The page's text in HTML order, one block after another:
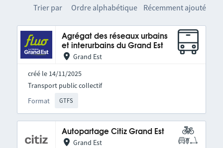
Trier par Ordre alphabétique Récemment ajouté
Agrégat des réseaux urbains
et interurbains du Grand Est
Grand Est
créé le 14/11/2025
Format GTFS
Transport public collectif
Autopartage Citiz Grand Est
Grand Est